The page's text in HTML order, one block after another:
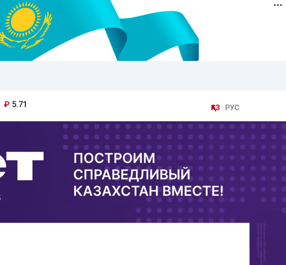
₽ 5.71 ҚАЗ РУС